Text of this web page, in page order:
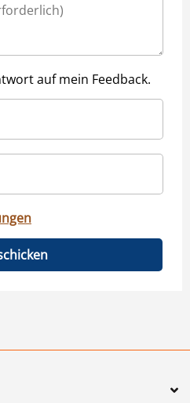
auf mein Feedback.